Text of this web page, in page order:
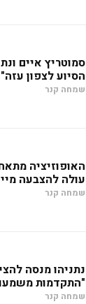
סמוטריץ איים
הסיוע לצפון עזה"
שמחה קנר
האופוזיציה
עולה להצבעה
שמחה קנר
נתניהו מנסה
"התקדמות
שמחה קנר